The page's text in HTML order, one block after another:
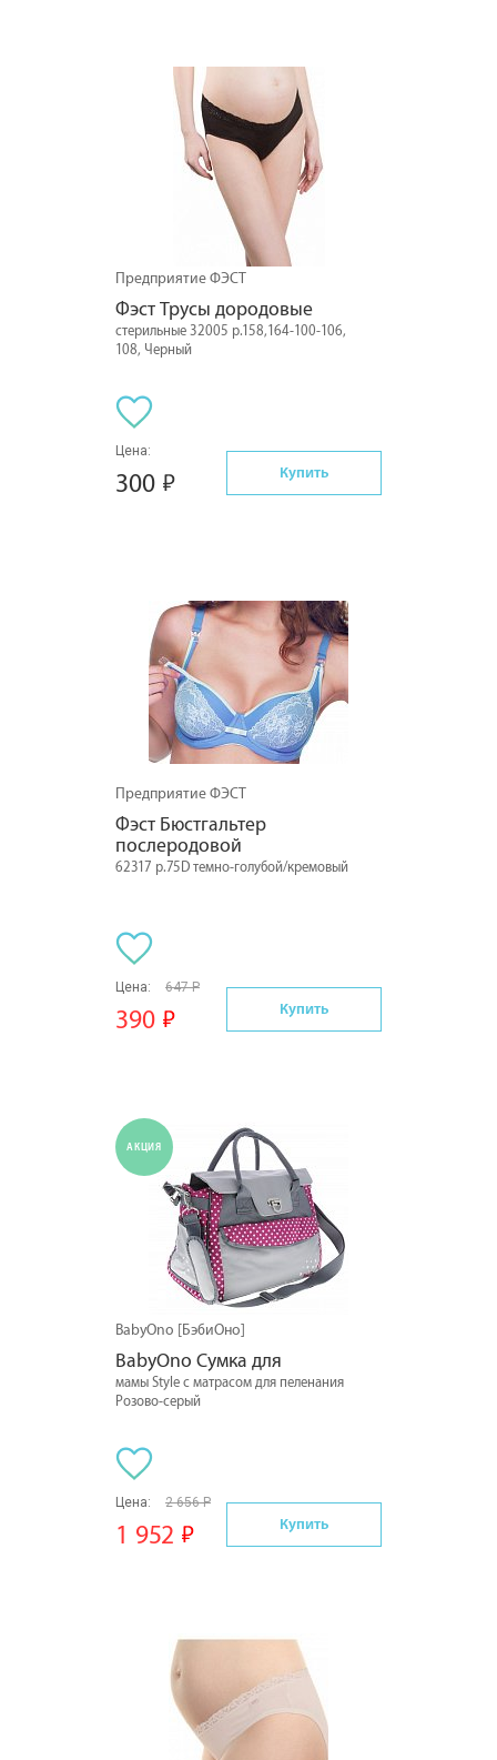
Предприятие ФЭСТ
Фэст Трусы дородовые
стерильные 32005 р.158,164-100-106,
108, Черный
Цена:
300 Купить
Предприятие ФЭСТ
Фэст Бюстгальтер
послеродовой
62317 р.75D темно-голубой/кремовый
Цена: 647 Р
390 Купить
АКЦИЯ
BabyOno [БэбиОно]
BabyOno Сумка для
мамы Style с матрасом для пеленания
Розово-серый
Цена: 2 656 Р
1 952 Купить